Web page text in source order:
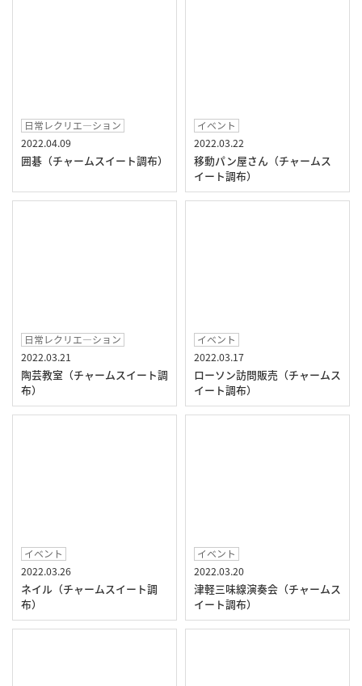
日常レクリエ―ション
2022.04.09
囲碁（チャームスイート調布）
イベント
2022.03.22
移動パン屋さん（チャームス
イート調布）
日常レクリエ―ション
2022.03.21
陶芸教室（チャームスイート調
布）
イベント
2022.03.17
ローソン訪問販売（チャームス
イート調布）
イベント
2022.03.26
ネイル（チャームスイート調
布）
イベント
2022.03.20
津軽三味線演奏会（チャームス
イート調布）